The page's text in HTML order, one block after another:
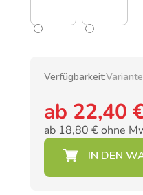
Verfügbarkeit:
ab 22,40
ab 18,80 €ohne
Verkaufspreis: